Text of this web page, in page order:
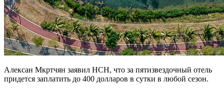
Алексан Мкртчян заявил НСН, что за пятизвездочный отель
придется заплатить до 400 долларов в сутки в любой сезон.